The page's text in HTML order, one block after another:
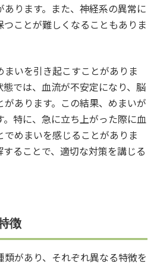
ります。また、神経系の異常に
ことが難しくなることもありま
まいを引き起こすことがありま
では、血流が不安定になり、脳
あります。この結果、めまいが
特に、急に立ち上がった際に血
めまいを感じることがありま
ることで、適切な対策を講じる
徴
があり、それぞれ異なる特徴を